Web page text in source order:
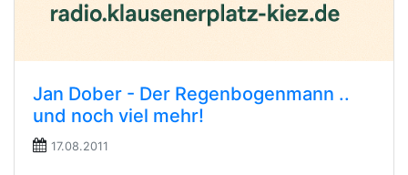
Jan Dober - Der Regenbogenmann ..
und noch viel mehr!
17.08.2011